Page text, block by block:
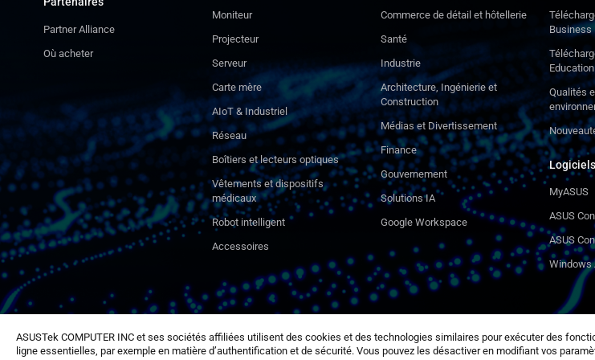
ASUSTek COMPUTER INC et ses sociétés affiliées utilisent des cookies et des technologies similaires pour exécuter des
ligne essentielles, par exemple en matière d’authentification et de sécurité. Vous pouvez les désactiver en modifiant vos
Partner Alliance
Où acheter
Moniteur
Projecteur
Serveur
Carte mère
AIoT & Industriel
Réseau
Boîtiers et lecteurs optiques
Vêtements et dispositifs
médicaux
Robot intelligent
Accessoires
Commerce de détail et hôtellerie
Santé
Industrie
Architecture, Ingénierie et
Construction
Médias et Divertissement
Finance
Gouvernement
Solutions IA
Google Workspace
Business
Education
Qualités
Logiciels
MyASUS
ASUS
ASUS
Windows